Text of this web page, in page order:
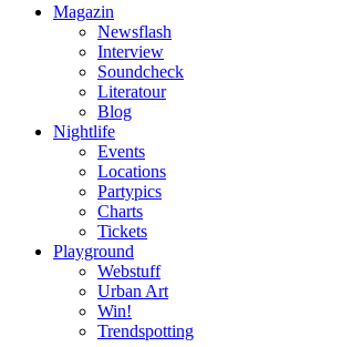
Magazin
Newsflash
Interview
Soundcheck
Literatour
Blog
Nightlife
Events
Locations
Partypics
Charts
Tickets
Playground
Webstuff
Urban Art
Win!
Trendspotting